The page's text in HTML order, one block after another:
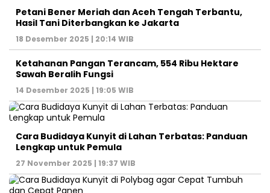
Petani Bener Meriah dan Aceh Tengah Terbantu,
Hasil Tani Diterbangkan ke Jakarta
18 Desember 2025 | 20:14 WIB
Ketahanan Pangan Terancam, 554 Ribu Hektare
Sawah Beralih Fungsi
14 Desember 2025 | 19:05 WIB
Cara Budidaya Kunyit di Lahan Terbatas: Panduan
Lengkap untuk Pemula
27 November 2025 | 19:37 WIB